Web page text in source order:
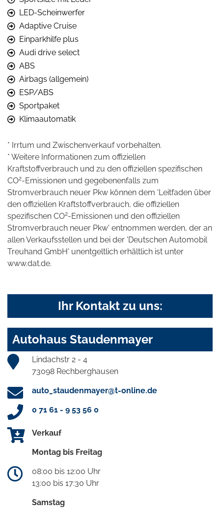
LED-Scheinwerfer
Adaptive Cruise
Einparkhilfe plus
Audi drive select
ABS
Airbags (allgemein)
ESP/ABS
Sportpaket
Klimaautomatik
* Irrtum und Zwischenverkauf vorbehalten.
* Weitere Informationen zum offiziellen
Kraftstoffverbrauch und zu den offiziellen spezifischen
CO2-Emissionen und gegebenenfalls zum
Stromverbrauch neuer Pkw können dem 'Leitfaden über
den offiziellen Kraftstoffverbrauch, die offiziellen
spezifischen CO2-Emissionen und den offiziellen
Stromverbrauch neuer Pkw' entnommen werden, der an
allen Verkaufsstellen und bei der 'Deutschen Automobil
Treuhand GmbH' unentgeltlich erhältlich ist unter
www.dat.de.
Ihr Kontakt zu uns:
Autohaus Staudenmayer
Lindachstr 2 - 4
73098 Rechberghausen
auto_staudenmayer@t-online.de
0 71 61 - 9 53 56 0
Verkauf
Montag bis Freitag
08:00 bis 12:00 Uhr
13:00 bis 17:30 Uhr
Samstag